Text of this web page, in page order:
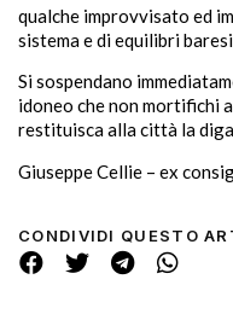
qualche improvvisato ed
sistema e di equilibri
Si sospendano
idoneo che non mortifichi
restituisca alla città la
Giuseppe Cellie – ex
CONDIVIDI QUESTO